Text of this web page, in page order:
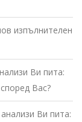
изпълнителен
Ви пита:
Вас?
Ви пита: